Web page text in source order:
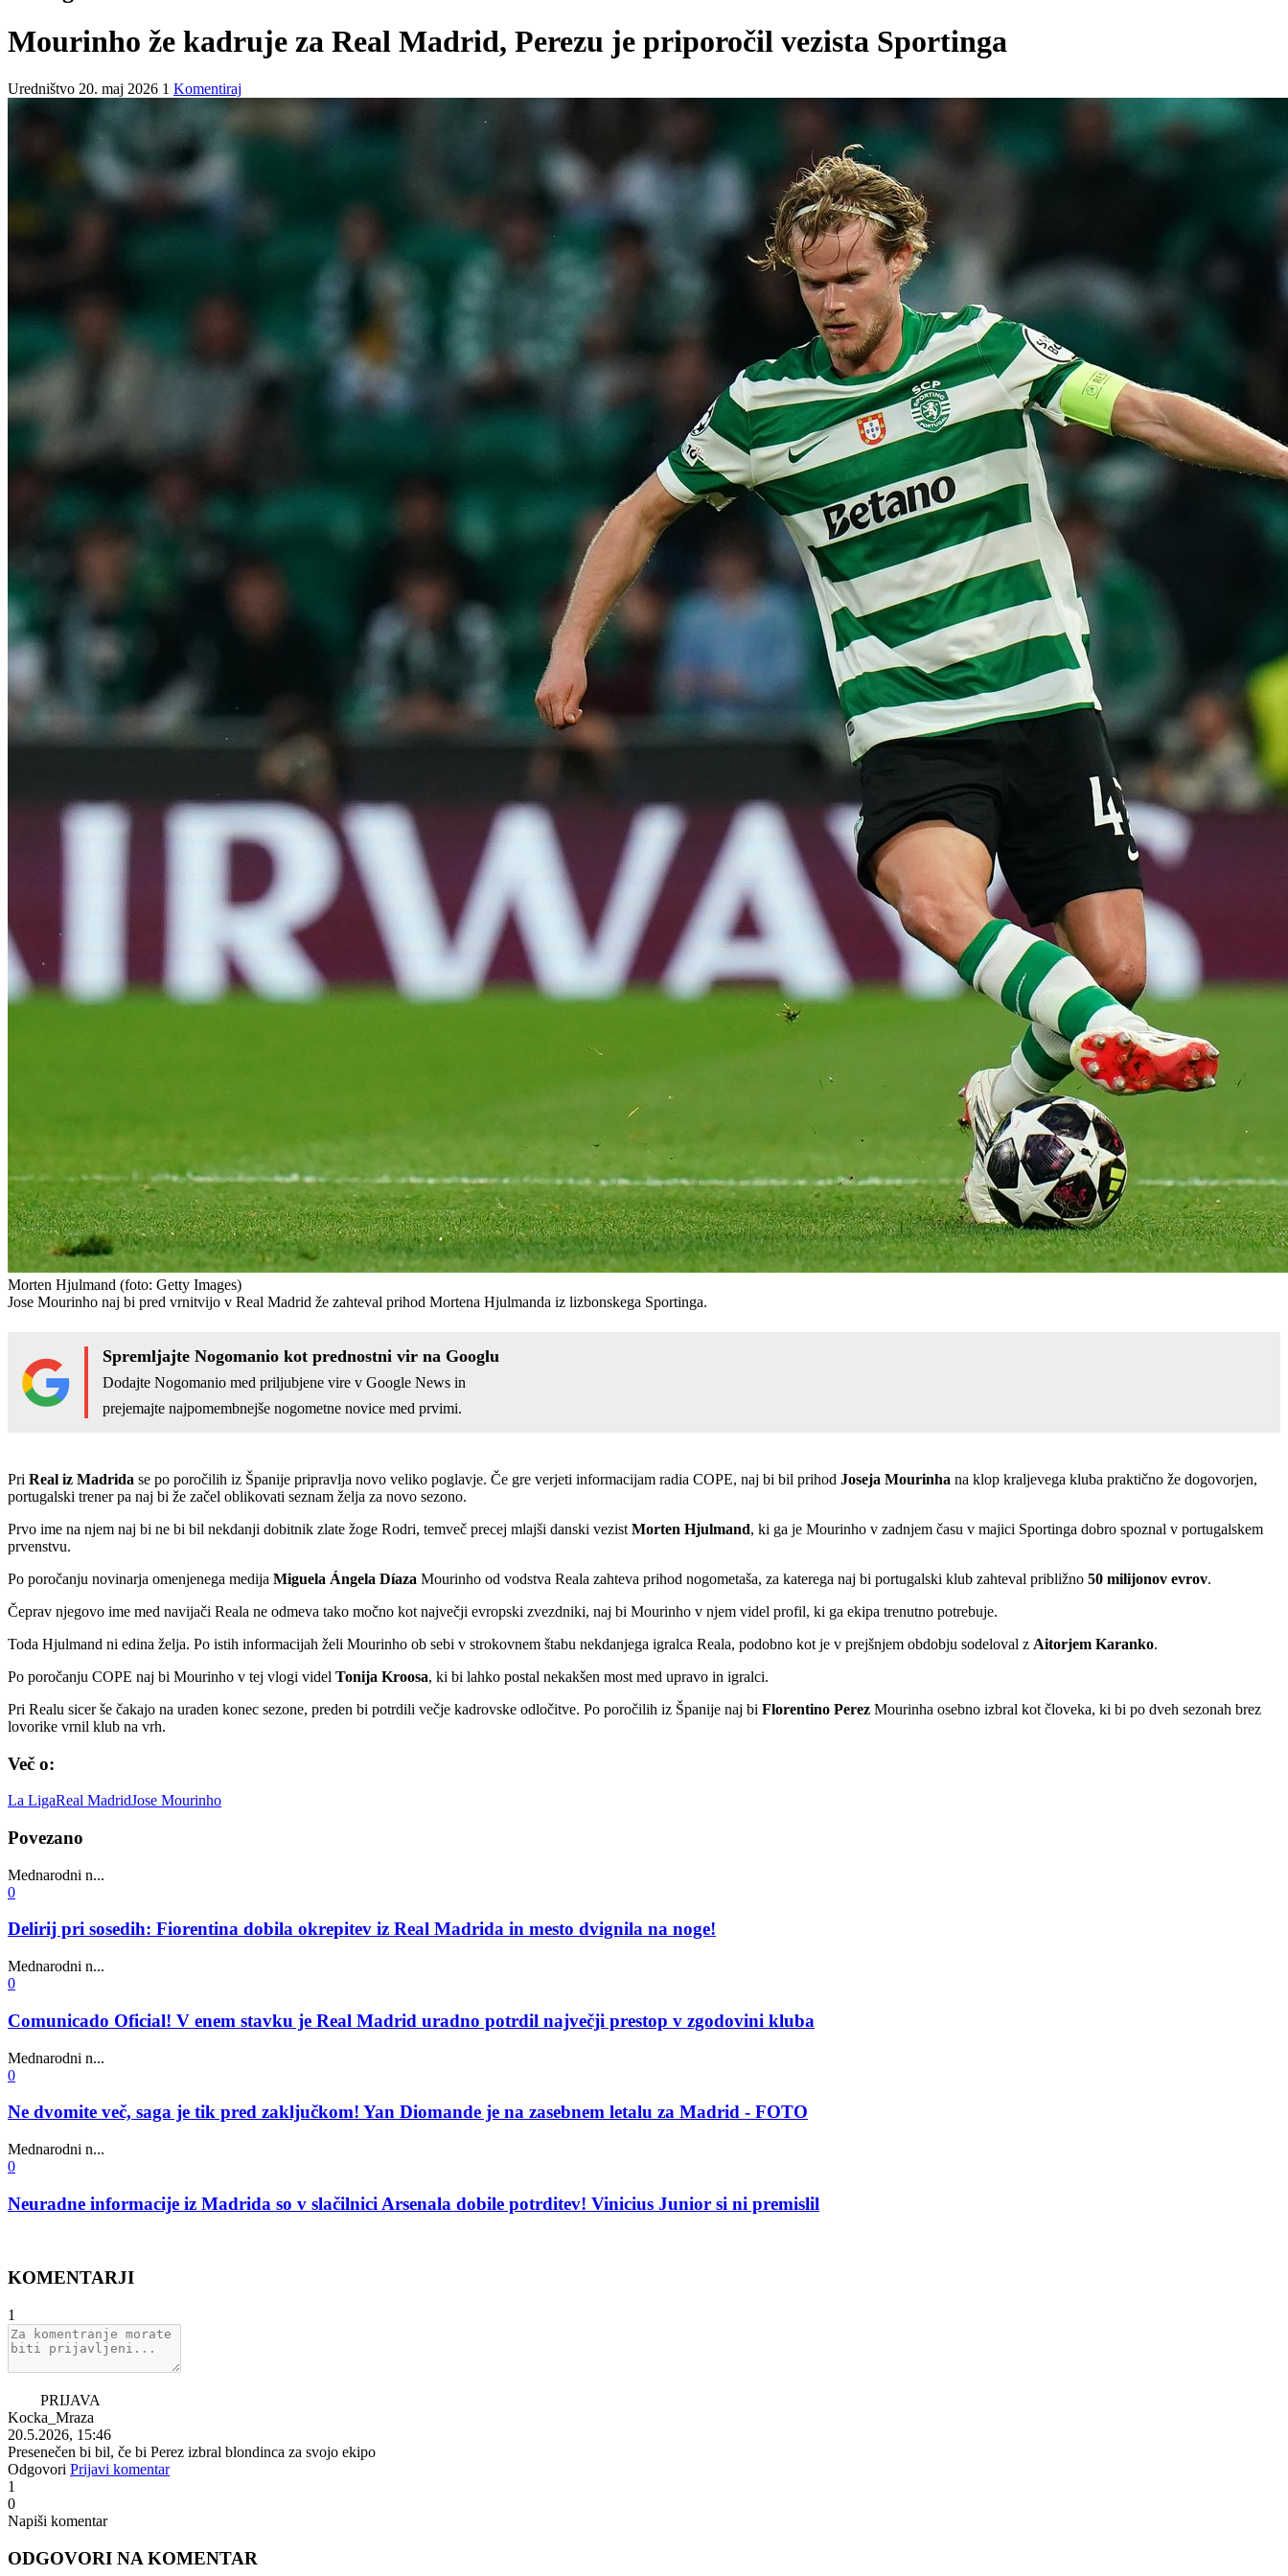
Mourinho že kadruje za Real Madrid, Perezu je priporočil vezista Sportinga
Uredništvo 20. maj 2026 1 Komentiraj
Morten Hjulmand (foto: Getty Images)
Jose Mourinho naj bi pred vrnitvijo v Real Madrid že zahteval prihod Mortena Hjulmanda iz lizbonskega Sportinga.
Spremljajte Nogomanio kot prednostni vir na Googlu
Dodajte Nogomanio med priljubjene vire v Google News in
prejemajte najpomembnejše nogometne novice med prvimi.
Pri Real iz Madrida se po poročilih iz Španije pripravlja novo veliko poglavje. Če gre verjeti informacijam radia COPE, naj bi bil prihod Joseja Mourinha na klop kraljevega kluba praktično že dogovorjen,
portugalski trener pa naj bi že začel oblikovati seznam želja za novo sezono.
Prvo ime na njem naj bi ne bi bil nekdanji dobitnik zlate žoge Rodri, temveč precej mlajši danski vezist Morten Hjulmand, ki ga je Mourinho v zadnjem času v majici Sportinga dobro spoznal v portugalskem
prvenstvu.
Po poročanju novinarja omenjenega medija Miguela Ángela Díaza Mourinho od vodstva Reala zahteva prihod nogometaša, za katerega naj bi portugalski klub zahteval približno 50 milijonov evrov.
Čeprav njegovo ime med navijači Reala ne odmeva tako močno kot največji evropski zvezdniki, naj bi Mourinho v njem videl profil, ki ga ekipa trenutno potrebuje.
Toda Hjulmand ni edina želja. Po istih informacijah želi Mourinho ob sebi v strokovnem štabu nekdanjega igralca Reala, podobno kot je v prejšnjem obdobju sodeloval z Aitorjem Karanko.
Po poročanju COPE naj bi Mourinho v tej vlogi videl Tonija Kroosa, ki bi lahko postal nekakšen most med upravo in igralci.
Pri Realu sicer še čakajo na uraden konec sezone, preden bi potrdili večje kadrovske odločitve. Po poročilih iz Španije naj bi Florentino Perez Mourinha osebno izbral kot človeka, ki bi po dveh sezonah brez
lovorike vrnil klub na vrh.
Več o:
La LigaReal MadridJose Mourinho
Povezano
Mednarodni n...
0
Delirij pri sosedih: Fiorentina dobila okrepitev iz Real Madrida in mesto dvignila na noge!
Mednarodni n...
0
Comunicado Oficial! V enem stavku je Real Madrid uradno potrdil največji prestop v zgodovini kluba
Mednarodni n...
0
Ne dvomite več, saga je tik pred zaključkom! Yan Diomande je na zasebnem letalu za Madrid - FOTO
Mednarodni n...
0
Neuradne informacije iz Madrida so v slačilnici Arsenala dobile potrditev! Vinicius Junior si ni premislil
KOMENTARJI
1
PRIJAVA
Kocka_Mraza
20.5.2026, 15:46
Presenečen bi bil, če bi Perez izbral blondinca za svojo ekipo
Odgovori Prijavi komentar
1
0
Napiši komentar
ODGOVORI NA KOMENTAR